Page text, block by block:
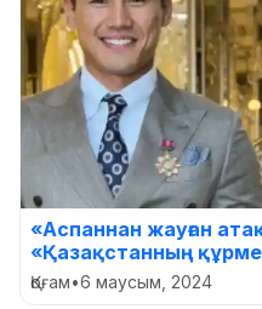
«Аспаннан жауған
«Қазақстанның
Қоғам•6 маусым, 2024